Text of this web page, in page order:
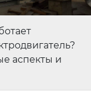
аспекты и